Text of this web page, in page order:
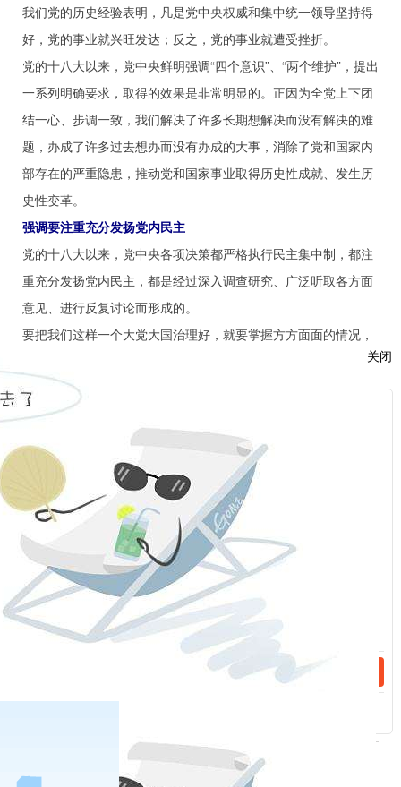
我们党的历史经验表明，凡是党中央权威和集中统一领导坚持得
好，党的事业就兴旺发达；反之，党的事业就遭受挫折。
党的十八大以来，党中央鲜明强调“四个意识”、“两个维护”，提出
一系列明确要求，取得的效果是非常明显的。正因为全党上下团
结一心、步调一致，我们解决了许多长期想解决而没有解决的难
题，办成了许多过去想办而没有办成的大事，消除了党和国家内
部存在的严重隐患，推动党和国家事业取得历史性成就、发生历
史性变革。
强调要注重充分发扬党内民主
党的十八大以来，党中央各项决策都严格执行民主集中制，都注
重充分发扬党内民主，都是经过深入调查研究、广泛听取各方面
意见、进行反复讨论而形成的。
要把我们这样一个大党大国治理好，就要掌握方方面面的情况，
这就要靠发扬党内民主而来，靠各级党组织和广大党员、干部广
泛听取民声、汇聚民意而来。
重视培养领导干部的民主素养
领导干部要把民主素养作为一种领导能力来培养，作为一门领导
艺术来掌握。
要有平等待人、与人为善的真诚态度，有虚怀若谷、海纳百川的
宽阔胸襟，力争把各方面的真实意见掌握全、掌握准，进行反复
研究、反复比较、择善而从。
要善于正确集中，把不同意见统一起来，把各种分散意见中的真
知灼见提炼概括出来，把符合事物发展规律、符合广大人民群众
根本利益的正确意见集中起来，作出科学决策。
要求中央政治局发挥表率作用
贯彻执行民主集中制是全党的共同政治责任，首先是各级领导干
关闭